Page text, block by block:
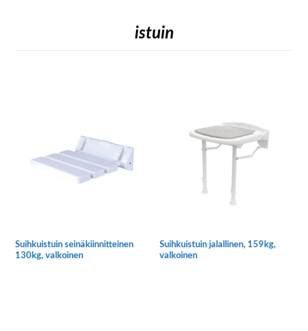
istuin
Suihkuistuin seinäkiinnitteinen
130kg, valkoinen
Suihkuistuin jalallinen, 159kg,
valkoinen